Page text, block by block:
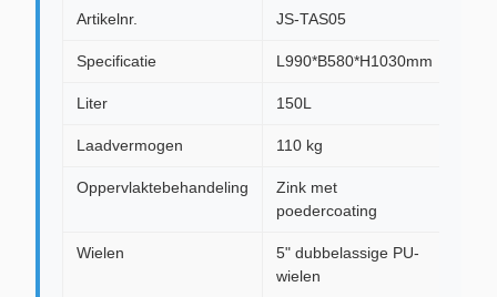
Artikelnr. JS-TAS05
Specificatie L990*B580*H1030mm
Liter 150L
Laadvermogen 110 kg
Oppervlaktebehandeling
Zink met
poedercoating
Wielen
5" dubbelassige PU-
wielen